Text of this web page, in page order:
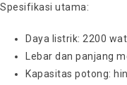
Spesifikasi utama:
Daya listrik: 2200
Lebar dan panjang
Kapasitas potong: